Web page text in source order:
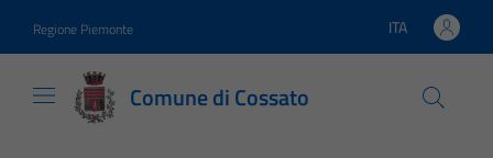
Regione Piemonte Lingua attiva:
ITA
Comune di Cossato